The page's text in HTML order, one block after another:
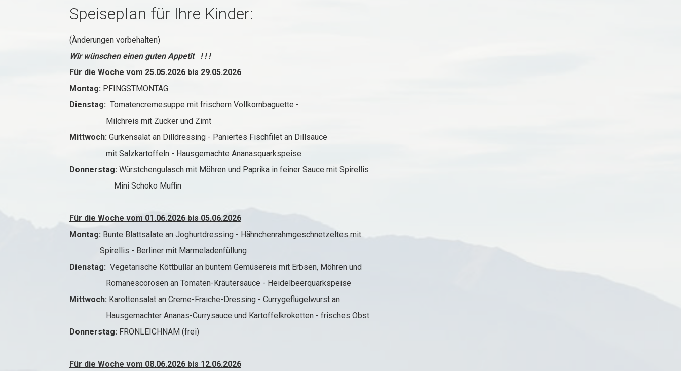
Speiseplan für Ihre Kinder:
(Änderungen vorbehalten)
Wir wünschen einen guten Appetit ! ! !
Für die Woche vom 25.05.2026 bis 29.05.2026
Montag: PFINGSTMONTAG
Dienstag: Tomatencremesuppe mit frischem Vollkornbaguette -
Milchreis mit Zucker und Zimt
Mittwoch: Gurkensalat an Dilldressing - Paniertes Fischfilet an Dillsauce
mit Salzkartoffeln - Hausgemachte Ananasquarkspeise
Donnerstag: Würstchengulasch mit Möhren und Paprika in feiner Sauce mit Spirellis
Mini Schoko Muffin
Für die Woche vom 01.06.2026 bis 05.06.2026
Montag: Bunte Blattsalate an Joghurtdressing - Hähnchenrahmgeschnetzeltes mit
Spirellis - Berliner mit Marmeladenfüllung
Dienstag: Vegetarische Köttbullar an buntem Gemüsereis mit Erbsen, Möhren und
Romanescorosen an Tomaten-Kräutersauce - Heidelbeerquarkspeise
Mittwoch: Karottensalat an Creme-Fraiche-Dressing - Currygeflügelwurst an
Hausgemachter Ananas-Currysauce und Kartoffelkroketten - frisches Obst
Donnerstag: FRONLEICHNAM (frei)
Für die Woche vom 08.06.2026 bis 12.06.2026